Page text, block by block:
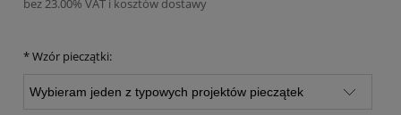
bez 23.00% VAT i kosztów dostawy
*Wzór pieczątki: